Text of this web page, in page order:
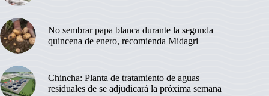
No sembrar papa blanca durante la segunda
quincena de enero, recomienda Midagri
Chincha: Planta de tratamiento de aguas
residuales de se adjudicará la próxima semana